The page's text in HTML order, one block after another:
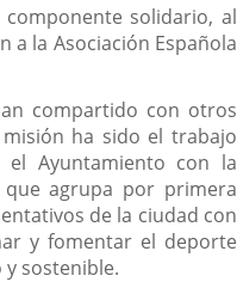
solidario, al
a la Asociación Española
compartido con otros
ha sido el trabajo
Ayuntamiento con la
que agrupa por primera
de la ciudad con
y fomentar el deporte
sostenible.